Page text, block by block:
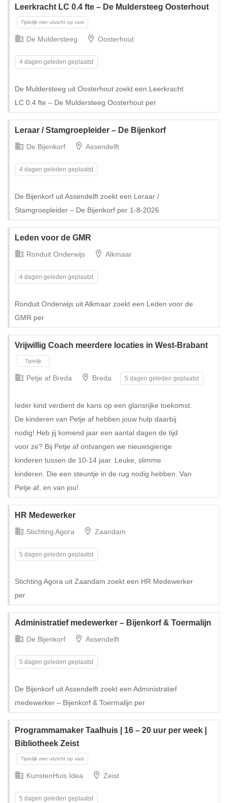
Leerkracht LC 0.4 fte – De Muldersteeg Oosterhout
De Muldersteeg Oosterhout
4 dagen geleden geplaatst
De Muldersteeg uit Oosterhout zoekt een Leerkracht
LC 0.4 fte – De Muldersteeg Oosterhout per
Leraar / Stamgroepleider – De Bijenkorf
De Bijenkorf Assendelft
4 dagen geleden geplaatst
De Bijenkorf uit Assendelft zoekt een Leraar /
Stamgroepleider – De Bijenkorf per 1-8-2026
Leden voor de GMR
Ronduit Onderwijs Alkmaar
4 dagen geleden geplaatst
Ronduit Onderwijs uit Alkmaar zoekt een Leden voor de
GMR per
Vrijwillig Coach meerdere locaties in West-Brabant
Tijdelijk
Petje af Breda Breda 5 dagen geleden geplaatst
Ieder kind verdient de kans op een glansrijke toekomst.
De kinderen van Petje af hebben jouw hulp daarbij
nodig! Heb jij komend jaar een aantal dagen de tijd
voor ze? Bij Petje af ontvangen we nieuwsgierige
kinderen tussen de 10-14 jaar. Leuke, slimme
kinderen. Die een steuntje in de rug nodig hebben. Van
Petje af, en van jou!
HR Medewerker
Stichting Agora Zaandam
5 dagen geleden geplaatst
Stichting Agora uit Zaandam zoekt een HR Medewerker
per
Administratief medewerker – Bijenkorf & Toermalijn
De Bijenkorf Assendelft
5 dagen geleden geplaatst
De Bijenkorf uit Assendelft zoekt een Administratief
medewerker – Bijenkorf & Toermalijn per
Programmamaker Taalhuis | 16 – 20 uur per week |
Bibliotheek Zeist
KunstenHuis Idea Zeist
5 dagen geleden geplaatst